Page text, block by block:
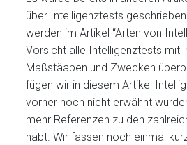
über Intelligenztests
werden im Artikel “Arten von
Vorsicht alle Intelligenztests mit
Maßstäaben und Zwecken
fügen wir in diesem Artikel
vorher noch nicht erwähnt
mehr Referenzen zu den
habt. Wir fassen noch einmal